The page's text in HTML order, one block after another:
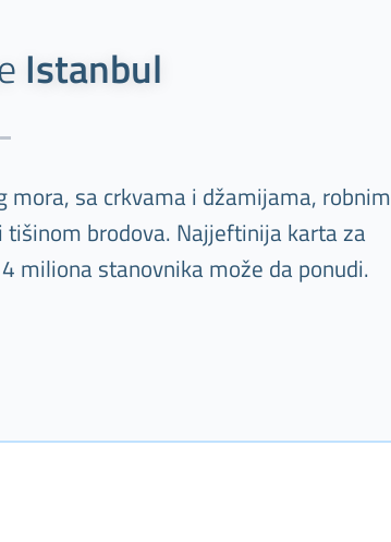
Istanbul
mora, sa crkvama i džamijama, robnim
brodova. Najjeftinija karta za
miliona stanovnika može da ponudi.